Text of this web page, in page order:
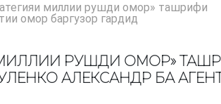
миллии рушди омор» ташрифи
омор баргузор гардид
МИЛЛИИ РУШДИ ОМОР»
АЛЕКСАНДР БА